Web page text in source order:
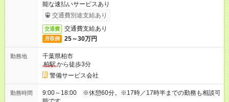
能な速払いサービスあり
交通費別途支給あり
交通費 交通費支給あり
月収例 25～30万円
勤務地
千葉県柏市
柏駅から徒歩3分
警備サービス会社
勤務時間
9:00～18:00 ※休憩60分。※17時／17時半までの勤務も相談可